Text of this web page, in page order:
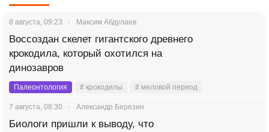
8 августа, 09:23 Максим Абдулаев
Воссоздан скелет гигантского древнего
крокодила, который охотился на
динозавров
Палеонтология # крокодилы # меловой период
7 августа, 08:30 Александр Березин
Биологи пришли к выводу, что